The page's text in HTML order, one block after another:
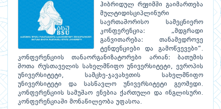
ჰიბრიდულ რეჟიმში გაიმართება
მულტიდისციპლინური
საერთაშორისო სამეცნიერო
კონფერენცია: „მდგრადი
განვითარება: თანამედროვე
ტენდენციები და გამოწვევები“.
კონფერენციის თანაორგანიზატორები არიან: ბათუმის
შოთა რუსთაველის სახელმწიფო უნივერსიტეტი, ევროპის
უნივერსიტეტი, სამცხე-ჯავახეთის სახელმწიფო
უნივერსიტეტი და სასწავლო უნივერსიტეტი გეომედი.
კონფერენციის სამუშაო ენებია ქართული და ინგლისური.
კონფერენციაში მონაწილეობა უფასოა.